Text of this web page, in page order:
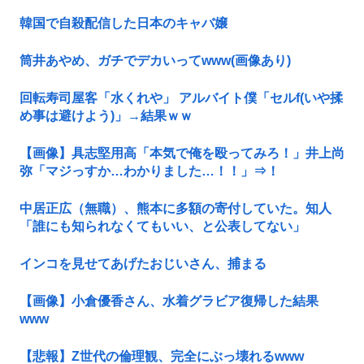
韓国で自殺配信した日本のキャバ嬢
筒井あやめ、ガチでデカいってwww(画像あり)
回転寿司屋客「水くれや」 アルバイト僕「セルf(いや揉
め事は避けよう)」→結果ｗｗ
【画像】具志堅用高「本気で俺を殴ってみろ！」井上尚
弥「マジっすか…わかりました…！！」⇒！
中居正広（無職）、熊本に多額の寄付していた。知人
「誰にも知られなくてもいい、と公表してない」
インコを見せてあげたおじいさん、捕まる
【画像】小倉優香さん、水着グラビア復帰した結果
www
【悲報】Z世代の倫理観、完全にぶっ壊れるwww